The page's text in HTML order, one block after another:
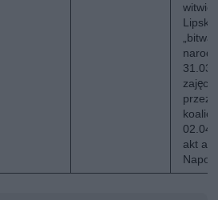
witwie
„bitwa
przez
akt